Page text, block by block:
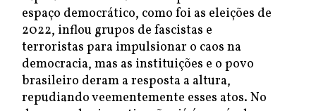
espaço democrático, como foi as eleições de
2022, inflou grupos de fascistas e
terroristas para impulsionar o caos na
democracia, mas as instituições e o povo
brasileiro deram a resposta a altura,
repudiando veementemente esses atos. No